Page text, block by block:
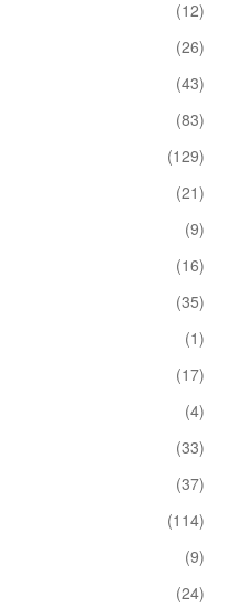
(12)
(26)
(43)
(83)
(129)
(21)
(9)
(16)
(35)
(1)
(17)
(4)
(33)
(37)
(114)
(9)
(24)